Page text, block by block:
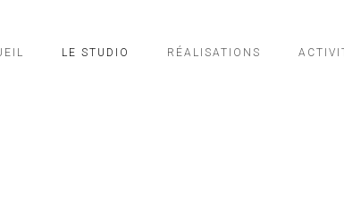
LE STUDIO RÉALISATIONS